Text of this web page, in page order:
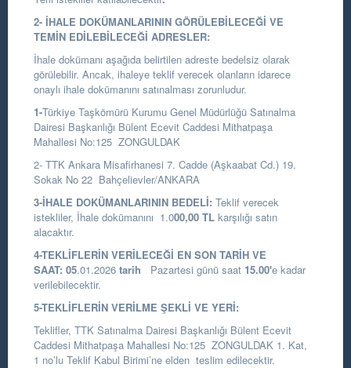
2- İHALE DOKÜMANLARININ GÖRÜLEBİLECEĞİ VE
TEMİN EDİLEBİLECEĞİ ADRESLER:
İhale dokümanı aşağıda belirtilen adreste bedelsiz olarak
görülebilir. Ancak, ihaleye teklif verecek olanların idarece
onaylı ihale dokümanını satınalması zorunludur.
1-Türkiye Taşkömürü Kurumu Genel Müdürlüğü Satınalma
Dairesi Başkanlığı Bülent Ecevit Caddesi Mithatpaşa
Mahallesi No:125 ZONGULDAK
2- TTK Ankara Misafirhanesi 7. Cadde (Aşkaabat Cd.) 19.
Sokak No 22 Bahçelievler/ANKARA
3-İHALE DOKÜMANLARININ BEDELİ: Teklif verecek
istekliler, İhale dokümanını 1.000,00 TL karşılığı satın
alacaktır.
4-TEKLİFLERİN VERİLECEĞİ EN SON TARİH VE
SAAT: 05.01.2026 tarih Pazartesi günü saat 15.00'e kadar
verilebilecektir.
5-TEKLİFLERİN VERİLME ŞEKLİ VE YERİ:
Teklifler, TTK Satınalma Dairesi Başkanlığı Bülent Ecevit
Caddesi Mithatpaşa Mahallesi No:125 ZONGULDAK 1. Kat,
1 no’lu Teklif Kabul Birimi’ne elden teslim edilecektir.